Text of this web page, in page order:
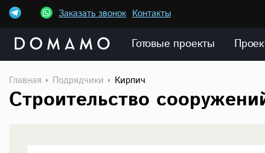
Заказать звонок Контакты
Готовые проекты
Главная Подрядчики Кирпич
Строительство